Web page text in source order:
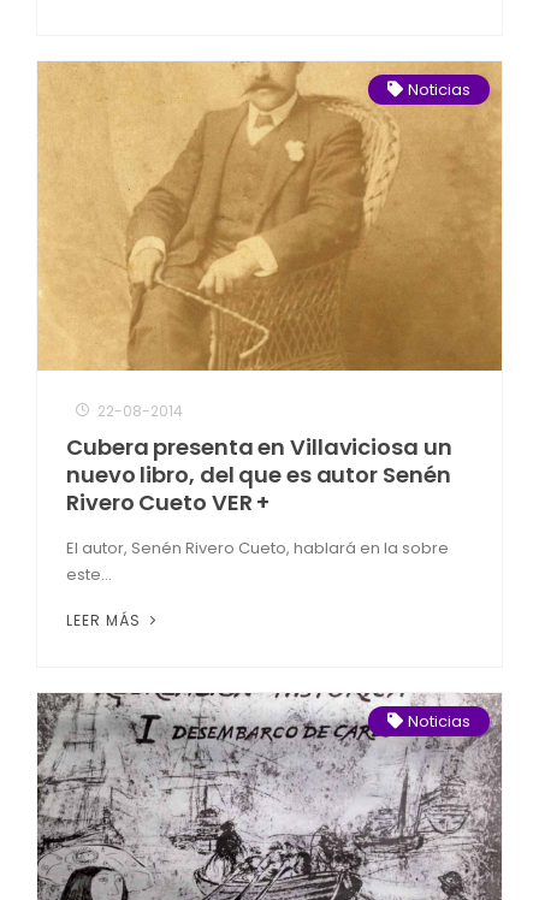
Noticias
22-08-2014
Cubera presenta en Villaviciosa un
nuevo libro, del que es autor Senén
Rivero Cueto VER +
El autor, Senén Rivero Cueto, hablará en la sobre
este...
LEER MÁS
Noticias